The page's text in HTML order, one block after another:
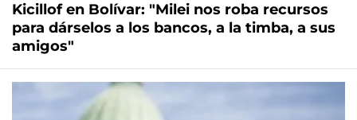
Kicillof en Bolívar: "Milei nos roba recursos
para dárselos a los bancos, a la timba, a sus
amigos"